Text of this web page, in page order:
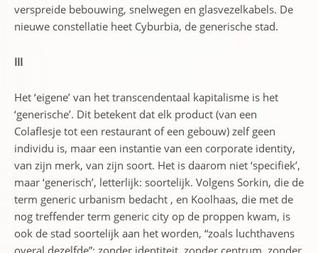
verspreide bebouwing, snelwegen en glasvezelkabels. De
nieuwe constellatie heet Cyburbia, de generische stad.
III
Het ‘eigene’ van het transcendentaal kapitalisme is het
‘generische’. Dit betekent dat elk product (van een
Colaflesje tot een restaurant of een gebouw) zelf geen
individu is, maar een instantie van een corporate identity,
van zijn merk, van zijn soort. Het is daarom niet ‘specifiek’,
maar ‘generisch’, letterlijk: soortelijk. Volgens Sorkin, die de
term generic urbanism bedacht , en Koolhaas, die met de
nog treffender term generic city op de proppen kwam, is
ook de stad soortelijk aan het worden, “zoals luchthavens
overal dezelfde”: zonder identiteit, zonder centrum, zonder